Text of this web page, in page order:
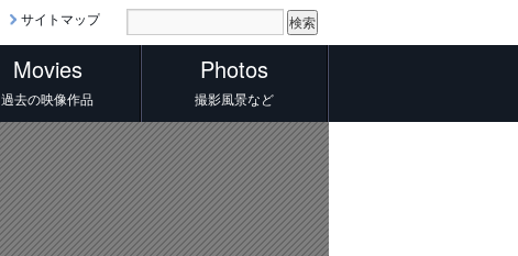
サイトマップ
Movies
過去の映像作品
Photos
撮影風景など